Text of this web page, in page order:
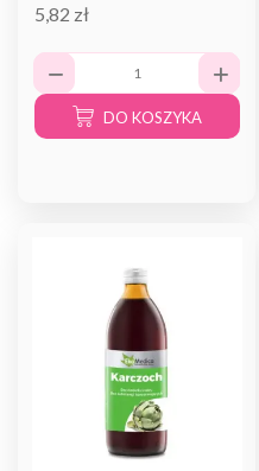
5,82 zł
DO KOSZYKA